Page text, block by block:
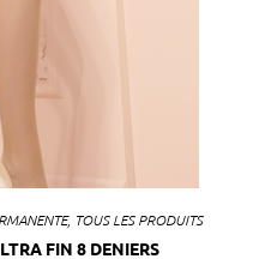
, TOUS LES PRODUITS
FIN 8 DENIERS